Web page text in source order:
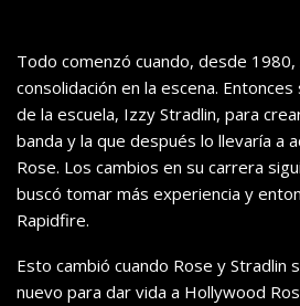
Todo comenzó cuando, desde 1980,
consolidación en la escena.
de la escuela, Izzy Stradlin, para
banda y la que después lo llevaría a
Rose. Los cambios en su carrera
buscó tomar más experiencia y
Rapidfire.
Esto cambió cuando Rose y Stradlin
nuevo para dar vida a Hollywood